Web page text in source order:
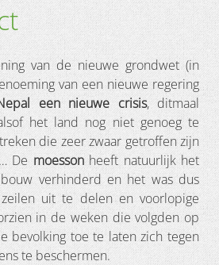
van de nieuwe grondwet (in
van een nieuwe regering
een nieuwe crisis, ditmaal
het land nog niet genoeg te
die zeer zwaar getroffen zijn
De moesson heeft natuurlijk het
verhinderd en het was dus
uit te delen en voorlopige
in de weken die volgden op
bevolking toe te laten zich tegen
te beschermen.